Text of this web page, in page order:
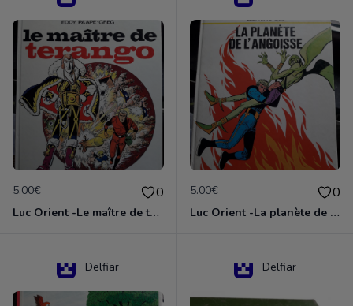
5.00€ 0
Luc Orient -Le maître de terango
5.00€ 0
Luc Orient -La planète de l'angoisse
Delfiar Delfiar